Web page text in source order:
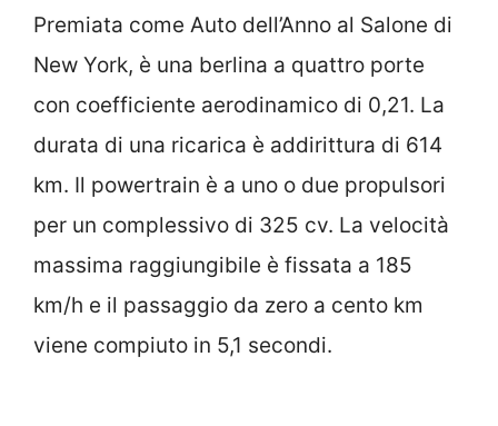
Premiata come Auto dell’Anno al Salone di
New York, è una berlina a quattro porte
con coefficiente aerodinamico di 0,21. La
durata di una ricarica è addirittura di 614
km. Il powertrain è a uno o due propulsori
per un complessivo di 325 cv. La velocità
massima raggiungibile è fissata a 185
km/h e il passaggio da zero a cento km
viene compiuto in 5,1 secondi.